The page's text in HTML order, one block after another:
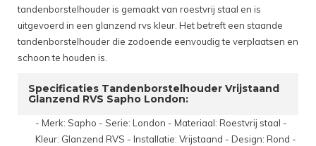
tandenborstelhouder is gemaakt van roestvrij staal en is
uitgevoerd in een glanzend rvs kleur. Het betreft een staande
tandenborstelhouder die zodoende eenvoudig te verplaatsen en
schoon te houden is.
Specificaties Tandenborstelhouder Vrijstaand
Glanzend RVS Sapho London:
- Merk: Sapho - Serie: London - Materiaal: Roestvrij staal -
Kleur: Glanzend RVS - Installatie: Vrijstaand - Design: Rond -